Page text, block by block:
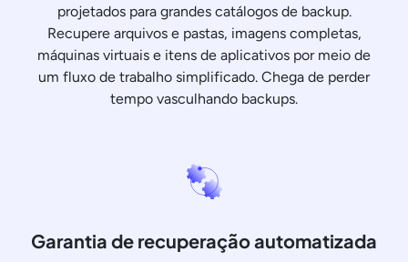
projetados para grandes catálogos de backup.
Recupere arquivos e pastas, imagens completas,
máquinas virtuais e itens de aplicativos por meio de
um fluxo de trabalho simplificado. Chega de perder
tempo vasculhando backups.
Garantia de recuperação automatizada